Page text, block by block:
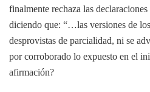
finalmente rechaza las
diciendo que: “…las versiones de
desprovistas de parcialidad, ni se
por corroborado lo expuesto en el
afirmación?